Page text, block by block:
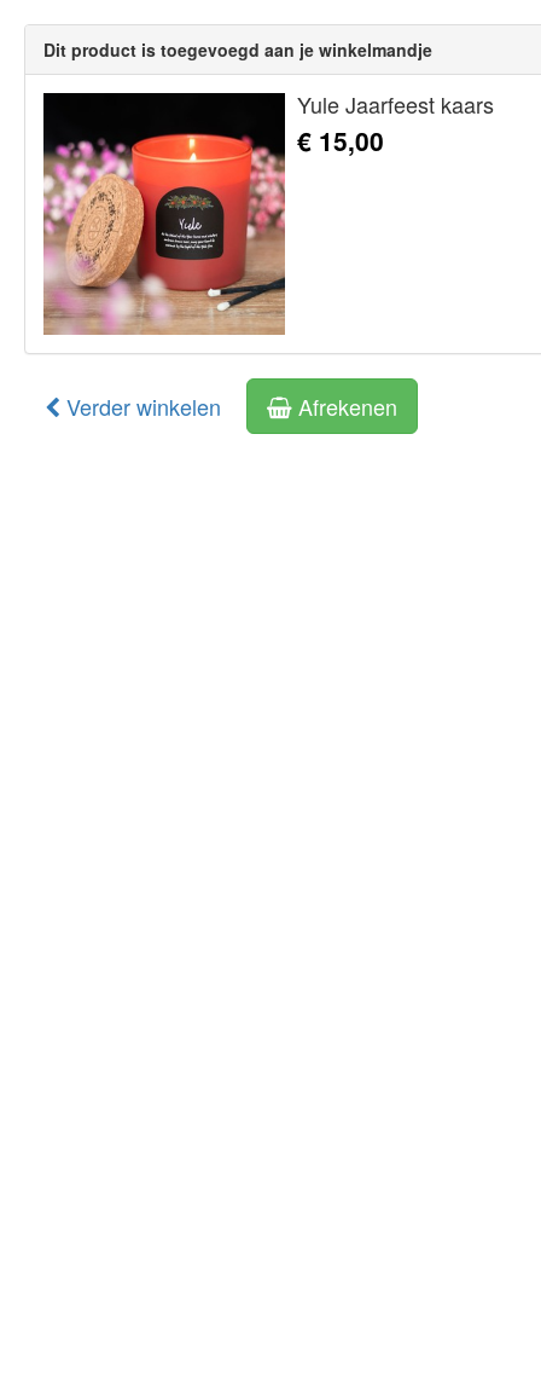
Dit product is toegevoegd aan je winkelmandje
Yule Jaarfeest kaars
€ 15,00
Verder winkelen Afrekenen